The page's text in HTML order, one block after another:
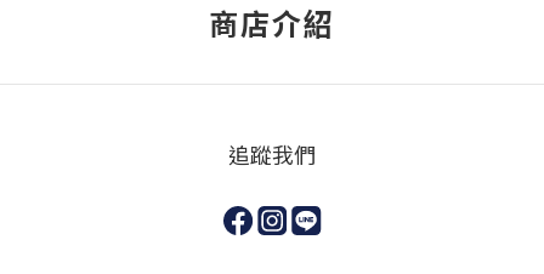
商店介紹
追蹤我們